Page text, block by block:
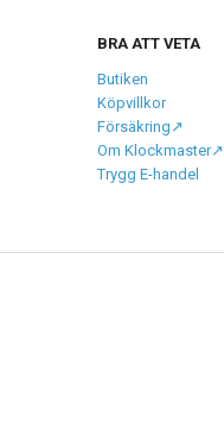
BRA ATT VETA
Butiken
Köpvillkor
Försäkring↗️
Om Klockmaster↗️
Trygg E-handel